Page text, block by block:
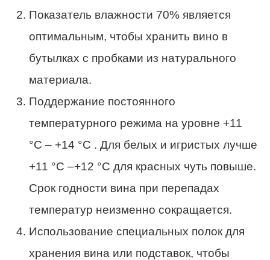
Показатель влажности 70% является
оптимальным, чтобы хранить вино в
бутылках с пробками из натурального
материала.
Поддержание постоянного
температурного режима на уровне +11
°С – +14 °С . Для белых и игристых лучше
+11 °С –+12 °С для красных чуть повыше.
Срок годности вина при перепадах
температур неизменно сокращается.
Использование специальных полок для
хранения вина или подставок, чтобы